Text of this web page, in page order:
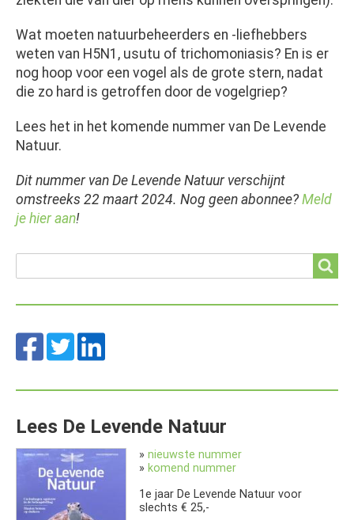
Wat moeten natuurbeheerders en -liefhebbers
weten van H5N1, usutu of trichomoniasis? En is er
nog hoop voor een vogel als de grote stern, nadat
die zo hard is getroffen door de vogelgriep?
Lees het in het komende nummer van De Levende
Natuur.
Dit nummer van De Levende Natuur verschijnt
omstreeks 22 maart 2024. Nog geen abonnee? Meld
je hier aan!
Lees De Levende Natuur
» nieuwste nummer
» komend nummer
1e jaar De Levende Natuur voor
slechts € 25,-